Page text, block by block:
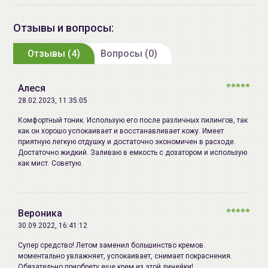
масло, Бензофенон, Пропиленгликоль,
Диэтаноламин, Искусственные отдушки и красители,
Этанол, Полиэтиленгликоль.
Продукт изготовлен с применением технологии MLE®.
MLE® (Многослойная-Ламеллярная-Эмульсия) - это
оригинальная, запатентованная, технология компании
NeoPharm.; идеально схожа с пластинчатой структурой
естественных липидов кожи и обеспечивает
максимальное восстановление уровня увлажненности
идентично липидно-пластинчатой структуре
компонентов кожи здорового человека. Применение
технологии MLE® устанавливает новый стандарт
дерматологической науки. Идеально подходит для
NP, MYRISTOYL/PALMITOYL
MEA, ALLANTOIN, PANTHENOL,
MADECASSOSIDE, SODIUM
GLYCOSAMINOGLYCANS,
HYDROLYZED HYALURONIC ACID,
HYALURONIC ACID, CITRUS
MASTICHINA FLOWER OIL,
HEXAPEPTIDE-8, BENZYL GLYCOL,
ETHYLHEXYLGLYCERIN,
Отзывы и вопросы:
Отзывы (4) Вопросы (0)
Алеся
28.02.2023, 11:35:05
Комфортный тоник. Использую его после различных пилингов, так
как он хорошо успокаивает и восстанавливает кожу. Имеет
приятную легкую отдушку и достаточно экономичен в расходе.
Достаточно жидкий. Заливаю в емкость с дозатором и использую
как мист. Советую.
Вероника
30.09.2022, 16:41:12
Супер средство! Летом заменил большинство кремов.
моментально увлажняет, успокаивает, снимает покраснения.